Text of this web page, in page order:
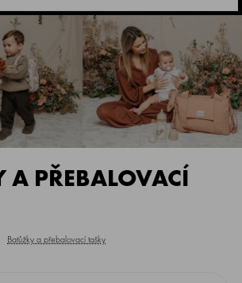
A PŘEBALOVACÍ
Batůžky a přebalovací tašky